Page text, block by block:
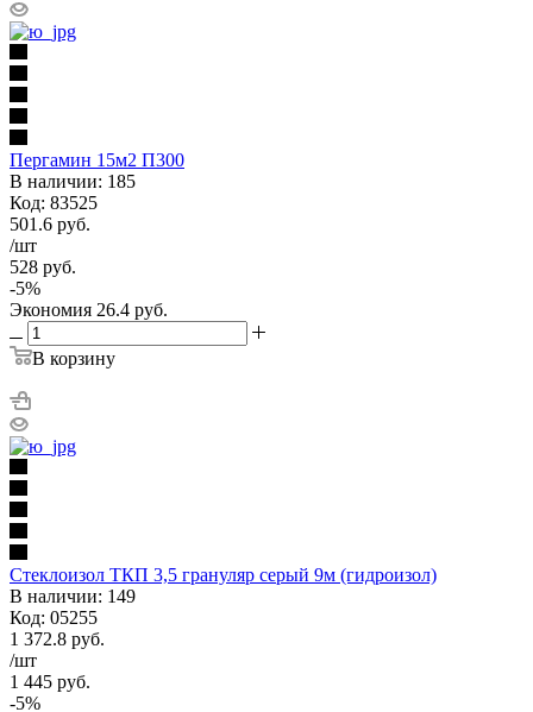
Пергамин 15м2 П300
В наличии: 185
Код: 83525
501.6 руб.
/шт
528 руб.
-5%
Экономия 26.4 руб.
В корзину
Стеклоизол ТКП 3,5 грануляр серый 9м (гидроизол)
В наличии: 149
Код: 05255
1 372.8 руб.
/шт
1 445 руб.
-5%